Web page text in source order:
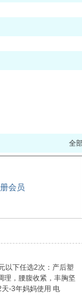
全
会员
以下任选2次：产后塑
理，腰腹收紧，丰胸坚
-3年妈妈使用 电